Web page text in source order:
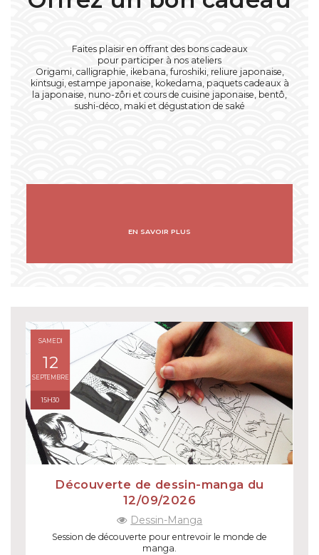
Faites plaisir en offrant des bons cadeaux
pour participer à nos ateliers
Origami, calligraphie, ikebana, furoshiki, reliure japonaise,
kintsugi, estampe japonaise, kokedama, paquets cadeaux à
la japonaise, nuno-zôri et cours de cuisine japonaise, bentô,
sushi-déco, maki et dégustation de saké
EN SAVOIR PLUS
SAMEDI
12
SEPTEMBRE
15H30
Découverte de dessin-manga du
12/09/2026
Dessin-Manga
Session de découverte pour entrevoir le monde de
manga.